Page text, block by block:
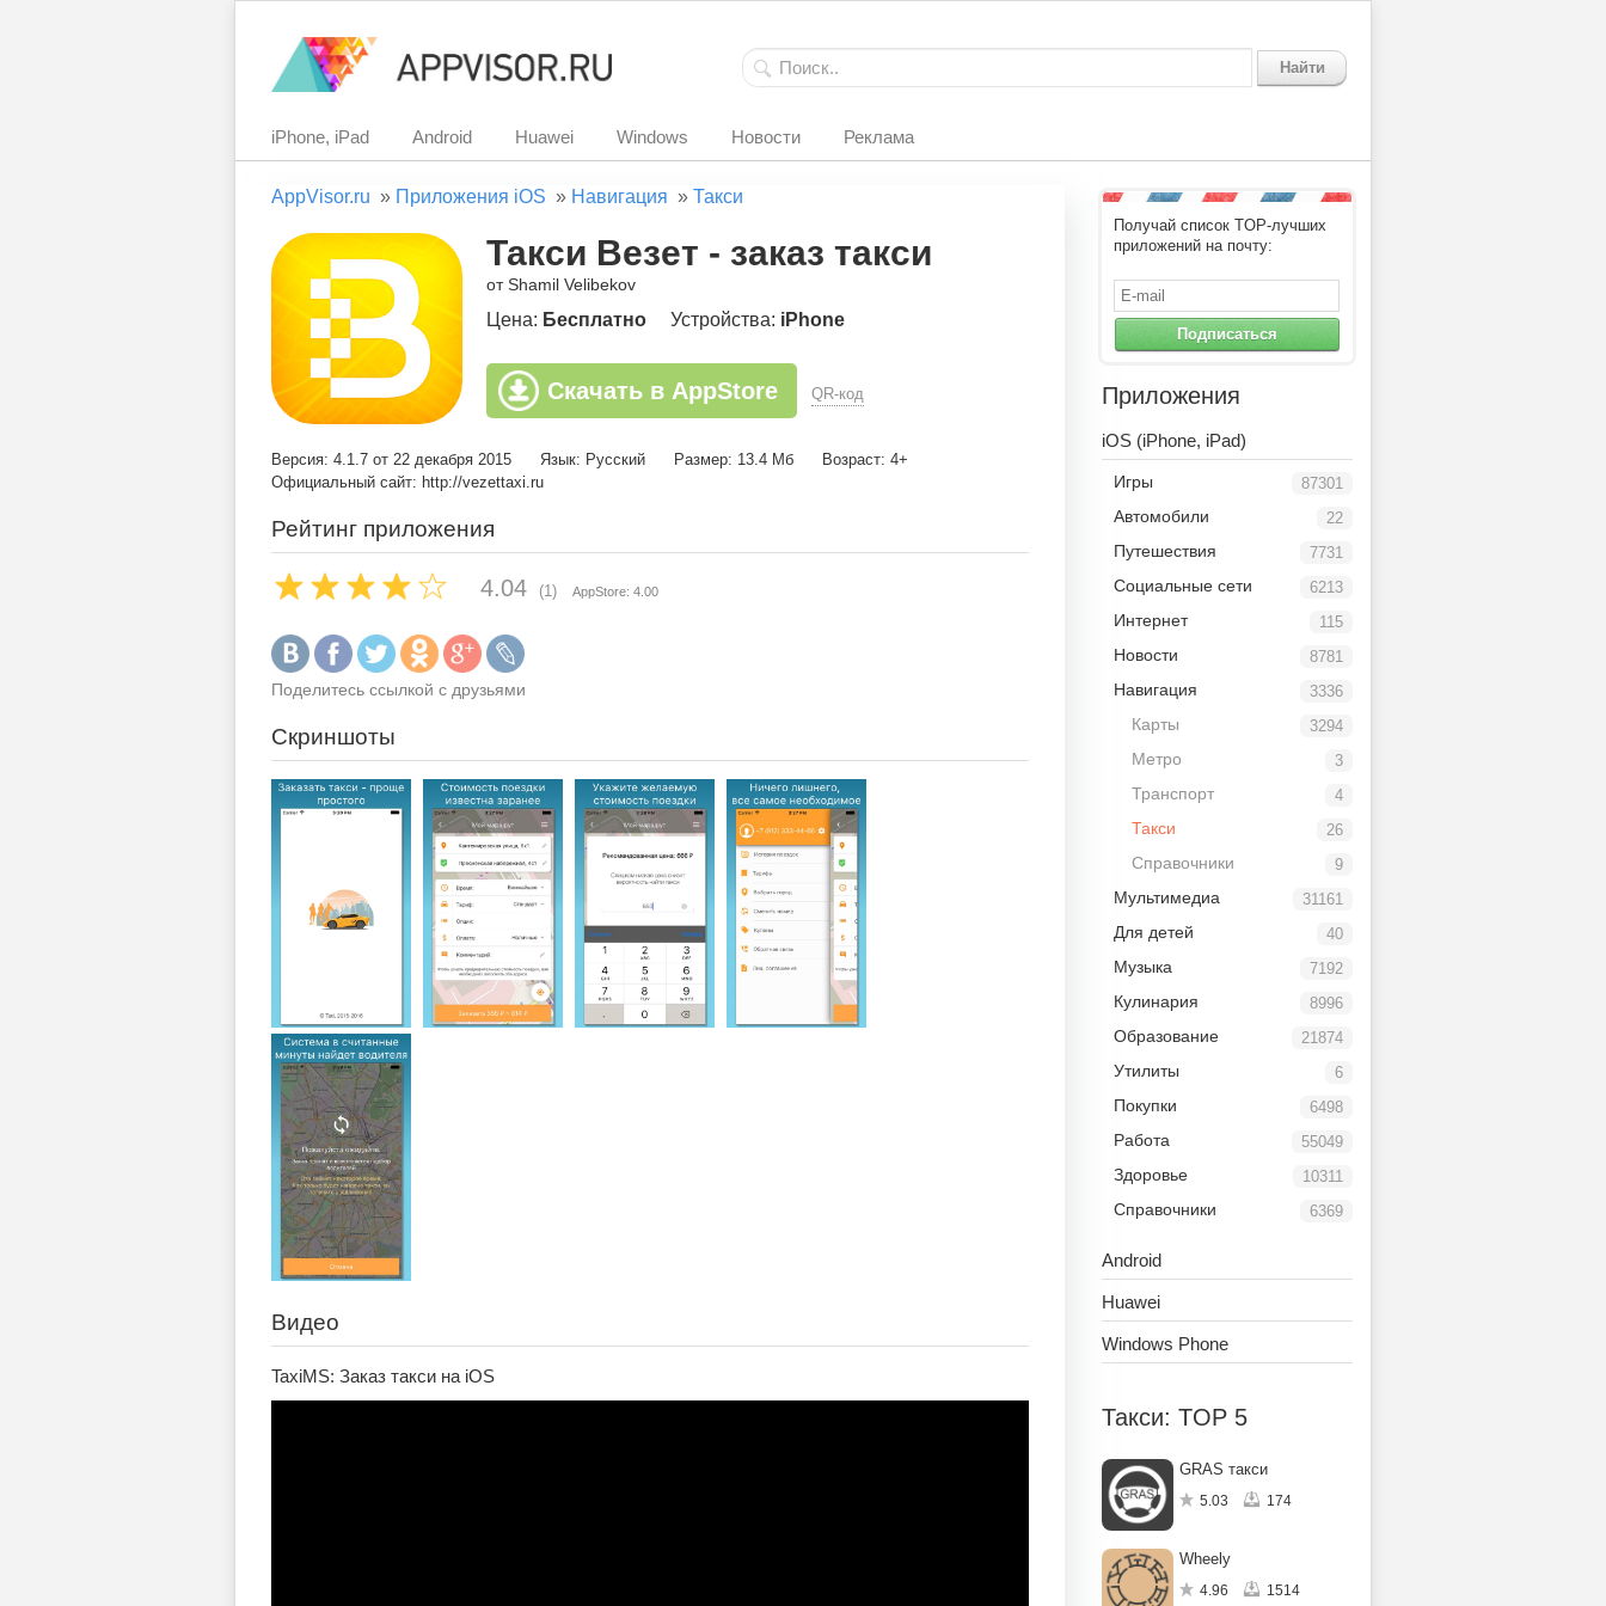
Найти
iPhone, iPad Android Huawei Windows Новости Реклама
AppVisor.ru » Приложения iOS » Навигация » Такси
Такси Везет - заказ такси
от Shamil Velibekov
Цена: Бесплатно Устройства: iPhone
Скачать в AppStore QR-код
Версия: 4.1.7 от 22 декабря 2015 Язык: Русский Размер: 13.4 Мб
Возраст: 4+
Официальный сайт: http://vezettaxi.ru
Рейтинг приложения
4.04 (1) AppStore: 4.00
Поделитесь ссылкой с друзьями
Скриншоты
Видео
TaxiMS: Заказ такси на iOS
Получай список TOP-лучших
приложений на почту:
Подписаться
Приложения
iOS (iPhone, iPad)
87301
Игры
22
Автомобили
7731
Путешествия
6213
Социальные сети
115
Интернет
8781
Новости
3336
Навигация
3294
Карты
3
Метро
4
Транспорт
26
Такси
9
Справочники
31161
Мультимедиа
40
Для детей
7192
Музыка
8996
Кулинария
21874
Образование
6
Утилиты
6498
Покупки
55049
Работа
10311
Здоровье
6369
Справочники
Android
Huawei
Windows Phone
Такси: TOP 5
GRAS такси
5.03 174
Wheely
4.96 1514